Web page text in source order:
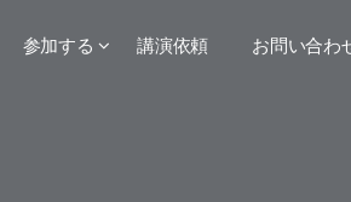
参加する 講演依頼 お問い合わ